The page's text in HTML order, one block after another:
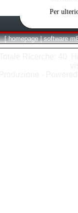
Per
[ homepage | software